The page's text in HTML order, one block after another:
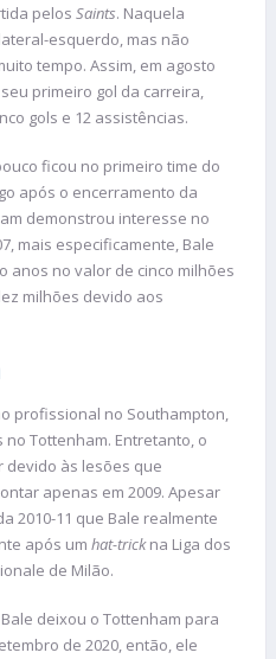
pelos Saints. Naquela
esquerdo, mas não
tempo. Assim, em agosto
primeiro gol da carreira,
gols e 12 assistências.
ficou no primeiro time do
após o encerramento da
demonstrou interesse no
mais especificamente, Bale
anos no valor de cinco milhões
milhões devido aos
profissional no Southampton,
Tottenham. Entretanto, o
devido às lesões que
apenas em 2009. Apesar
2010-11 que Bale realmente
após um hat-trickna Liga dos
de Milão.
deixou o Tottenham para
de 2020, então, ele